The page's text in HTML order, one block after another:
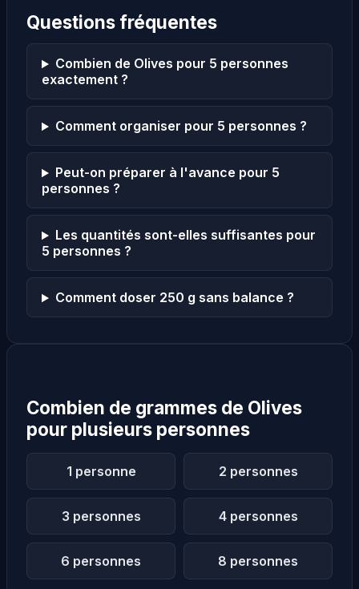
Questions fréquentes
Combien de Olives pour 5 personnes
exactement ?
Comment organiser pour 5 personnes ?
Peut-on préparer à l'avance pour 5
personnes ?
Les quantités sont-elles suffisantes pour
5 personnes ?
Comment doser 250 g sans balance ?
Combien de grammes de Olives
pour plusieurs personnes
1 personne 2 personnes
3 personnes 4 personnes
6 personnes 8 personnes